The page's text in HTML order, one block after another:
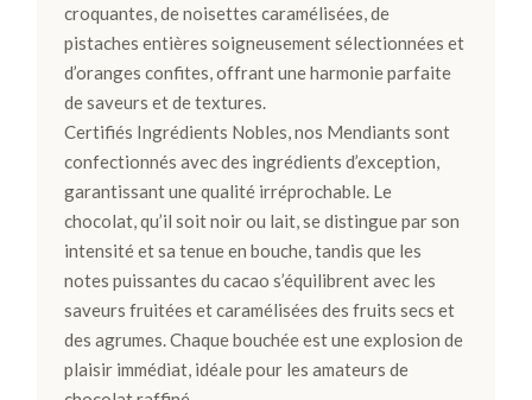
croquantes, de noisettes caramélisées, de
pistaches entières soigneusement sélectionnées et
d’oranges confites, offrant une harmonie parfaite
de saveurs et de textures.
Certifiés Ingrédients Nobles, nos Mendiants sont
confectionnés avec des ingrédients d’exception,
garantissant une qualité irréprochable. Le
chocolat, qu’il soit noir ou lait, se distingue par son
intensité et sa tenue en bouche, tandis que les
notes puissantes du cacao s’équilibrent avec les
saveurs fruitées et caramélisées des fruits secs et
des agrumes. Chaque bouchée est une explosion de
plaisir immédiat, idéale pour les amateurs de